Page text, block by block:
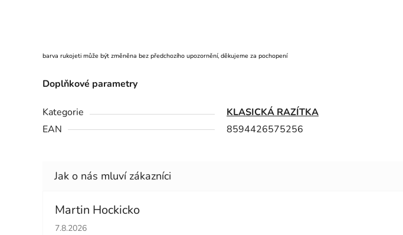
barva rukojeti může být změněna bez předchozího upozornění, děkujeme za pochopení
Doplňkové parametry
Kategorie
KLASICKÁ RAZÍTKA
EAN
8594426575256
Martin Hockicko
Hodnocení obchodu je 5 z 5 hvězdiček.
7.8.2026